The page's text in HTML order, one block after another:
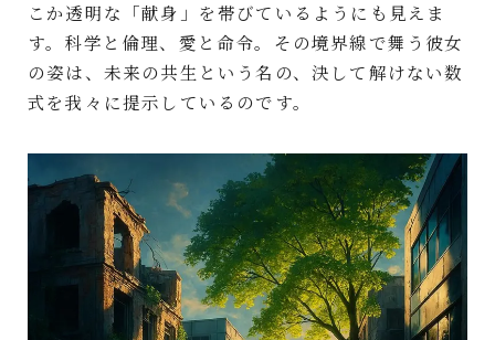
こか透明な「献身」を帯びているようにも見えま
す。科学と倫理、愛と命令。その境界線で舞う彼女
の姿は、未来の共生という名の、決して解けない数
式を我々に提示しているのです。